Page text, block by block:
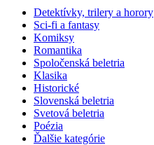
Detektívky, trilery a horory
Sci-fi a fantasy
Komiksy
Romantika
Spoločenská beletria
Klasika
Historické
Slovenská beletria
Svetová beletria
Poézia
Ďalšie kategórie